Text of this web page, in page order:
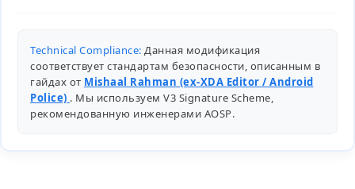
Technical Compliance: Данная модификация
соответствует стандартам безопасности, описанным в
гайдах от Mishaal Rahman (ex-XDA Editor / Android
Police) . Мы используем V3 Signature Scheme,
рекомендованную инженерами AOSP.